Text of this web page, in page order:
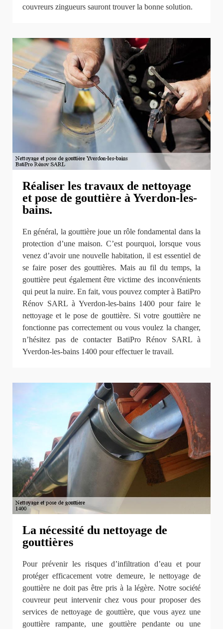
couvreurs zingueurs sauront trouver la bonne solution.
Réaliser les travaux de nettoyage
et pose de gouttière à Yverdon-les-
bains.
En général, la gouttière joue un rôle fondamental dans la
protection d’une maison. C’est pourquoi, lorsque vous
venez d’avoir une nouvelle habitation, il est essentiel de
se faire poser des gouttières. Mais au fil du temps, la
gouttière peut également être victime des inconvénients
qui peut la nuire. En fait, vous pouvez compter à BatiPro
Rénov SARL à Yverdon-les-bains 1400 pour faire le
nettoyage et le pose de gouttière. Si votre gouttière ne
fonctionne pas correctement ou vous voulez la changer,
n’hésitez pas de contacter BatiPro Rénov SARL à
Yverdon-les-bains 1400 pour effectuer le travail.
La nécessité du nettoyage de
gouttières
Pour prévenir les risques d’infiltration d’eau et pour
protéger efficacement votre demeure, le nettoyage de
gouttière ne doit pas être pris à la légère. Notre société
couvreur peut intervenir chez vous pour proposer des
services de nettoyage de gouttière, que vous ayez une
gouttière rampante, une gouttière pendante ou une